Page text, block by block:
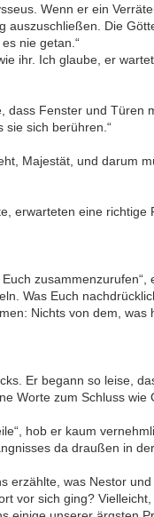
Wenn er ein
Die
nie getan.“
ihr. Ich glaube, er
dass Fenster und
sich berühren.“
Majestät, und darum
erwarteten eine
Was Euch
Nichts von dem,
Er begann so leise,
Worte zum Schluss wie
hob er kaum
da draußen in
was Nestor
vor sich ging?